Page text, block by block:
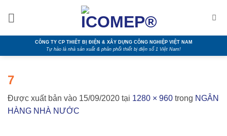
CÔNG TY CP THIẾT BỊ ĐIỆN & XÂY DỰNG CÔNG NGHIỆP VIỆT NAM
Tự hào là nhà sản xuất & phân phối thiết bị điện số 1 Việt Nam!
7
Được xuất bản vào 15/09/2020 tại 1280 × 960 trong NGÂN
HÀNG NHÀ NƯỚC